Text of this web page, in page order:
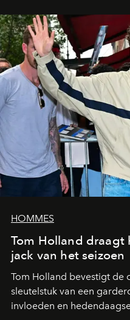
HOMMES
Tom Holland draagt
jack van het seizoen
Tom Holland bevestigt de
sleutelstuk van een
invloeden en